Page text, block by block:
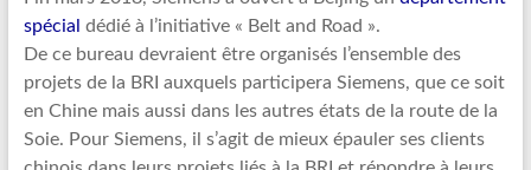
spécial dédié à l’initiative « Belt and Road ».
De ce bureau devraient être organisés l’ensemble des
projets de la BRI auxquels participera Siemens, que ce soit
en Chine mais aussi dans les autres états de la route de la
Soie. Pour Siemens, il s’agit de mieux épauler ses clients